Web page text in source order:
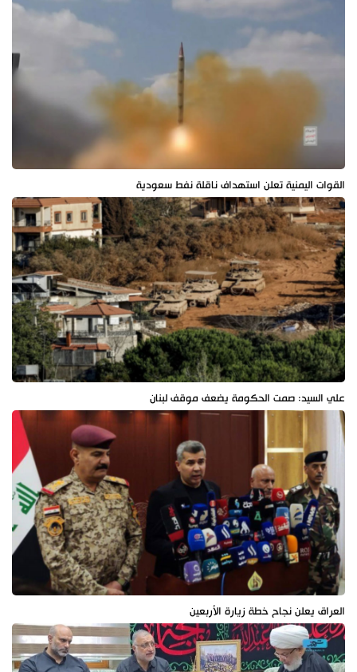
القوات اليمنية تعلن استهداف ناقلة نفط سعودية
علي السيد: صمت الحكومة يضعف موقف لبنان
العراق يعلن نجاح خطة زيارة الأربعين